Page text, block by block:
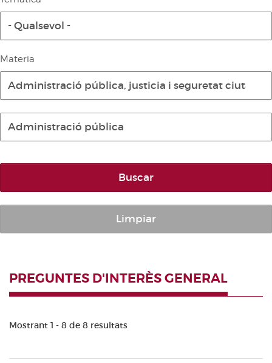
Diari de la Diputació Permanent
Publicacions no oficials
Anuari de Dret Parlamentari
Temes de les Corts Valencianes
Corts Forals
Altres publicacions
- Qualsevol -
Materia
Administració pública, justicia i seguretat
Administració pública
Buscar
Limpiar
PREGUNTES D'INTERÈS GENERAL
Mostrant 1 - 8 de 8 resultats